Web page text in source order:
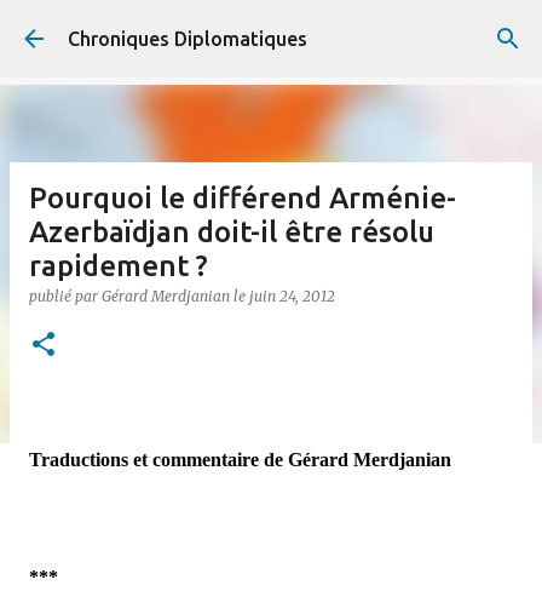
Accéder au contenu principal
Chroniques Diplomatiques
Pourquoi le différend Arménie-
Azerbaïdjan doit-il être résolu
rapidement ?
publié par Gérard Merdjanian le juin 24, 2012
Traductions et commentaire de Gérard Merdjanian
***